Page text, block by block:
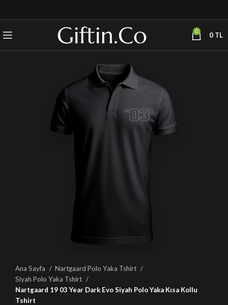
0 0 TL
Ana Sayfa
Nartgaard Polo Yaka Tshirt
Siyah Polo Yaka Tshirt
Nartgaard 19 03 Year Dark Evo Siyah Polo Yaka Kısa Kollu
Tshirt